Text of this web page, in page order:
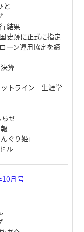
と
果
に正式に指定
運用協定を締
算
トライン 生涯学
せ
ぐり姫」
ル
月号